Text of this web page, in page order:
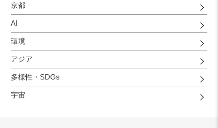
京都
AI
環境
アジア
多様性・SDGs
宇宙